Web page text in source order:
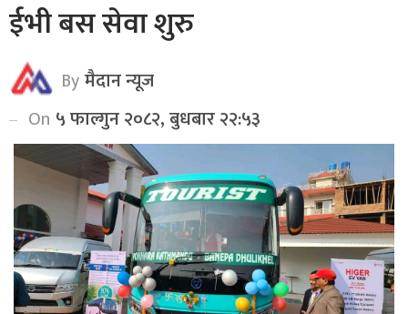
ईभी बस सेवा शुरु
Byमैदान न्यूज
On ५ फाल्गुन २०८२, बुधबार २२:५३